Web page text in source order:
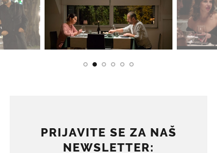
PRIJAVITE SE ZA NAŠ
NEWSLETTER: